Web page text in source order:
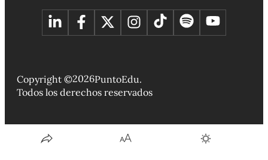
Copyright ©2026PuntoEdu.
Todos los derechos reservados